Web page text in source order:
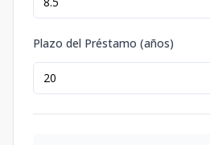
Plazo del Préstamo (años)